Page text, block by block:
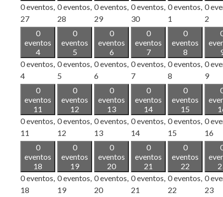
0 eventos,
27
0 eventos,
28
0 eventos,
29
0 eventos,
30
0 eventos,
1
0
2
0
eventos
4
0 eventos,
4
0
eventos
5
0 eventos,
5
0
eventos
6
0 eventos,
6
0
eventos
7
0 eventos,
7
0
eventos
8
0 eventos,
8
0
9
0
eventos
11
0 eventos,
11
0
eventos
12
0 eventos,
12
0
eventos
13
0 eventos,
13
0
eventos
14
0 eventos,
14
0
eventos
15
0 eventos,
15
0
16
0
eventos
18
0 eventos,
18
0
eventos
19
0 eventos,
19
0
eventos
20
0 eventos,
20
0
eventos
21
0 eventos,
21
0
eventos
22
0 eventos,
22
0
23